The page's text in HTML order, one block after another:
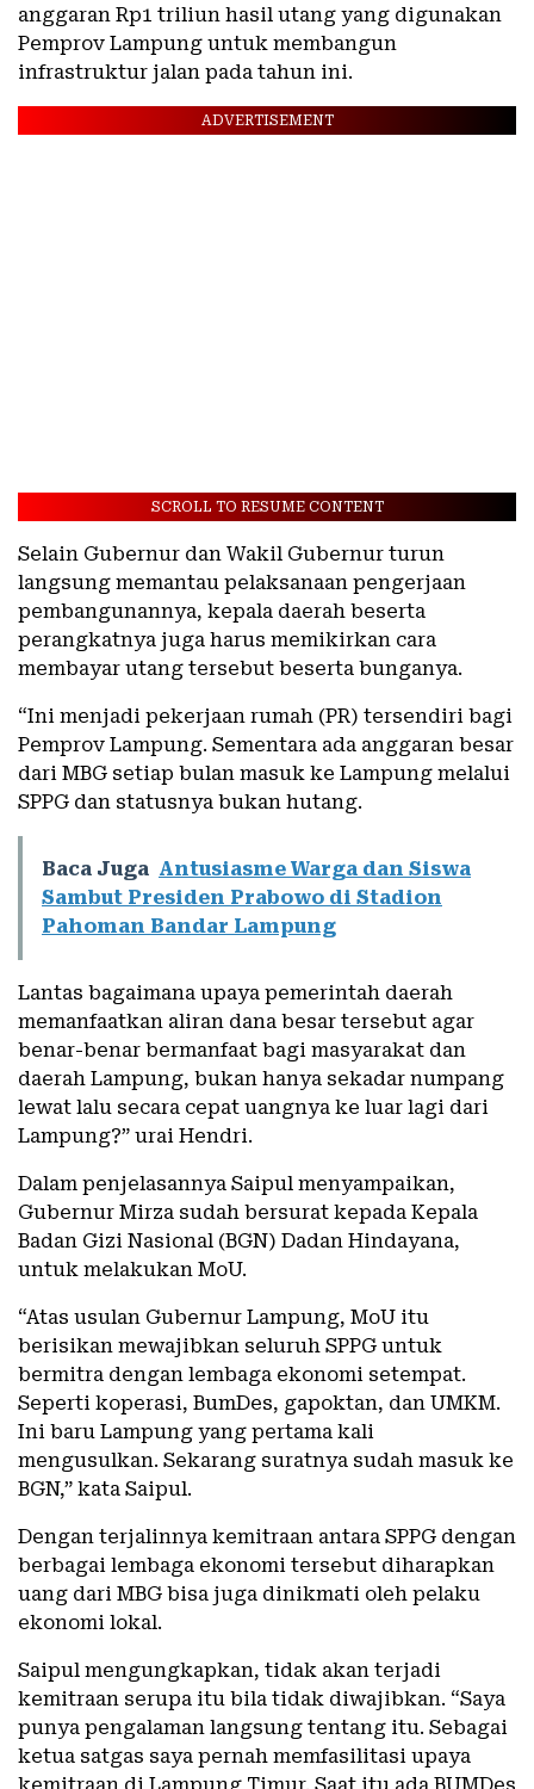
anggaran Rp1 triliun hasil utang yang digunakan
Pemprov Lampung untuk membangun
infrastruktur jalan pada tahun ini.
ADVERTISEMENT
SCROLL TO RESUME CONTENT
Selain Gubernur dan Wakil Gubernur turun
langsung memantau pelaksanaan pengerjaan
pembangunannya, kepala daerah beserta
perangkatnya juga harus memikirkan cara
membayar utang tersebut beserta bunganya.
“Ini menjadi pekerjaan rumah (PR) tersendiri bagi
Pemprov Lampung. Sementara ada anggaran besar
dari MBG setiap bulan masuk ke Lampung melalui
SPPG dan statusnya bukan hutang.
Baca Juga Antusiasme Warga dan Siswa
Sambut Presiden Prabowo di Stadion
Pahoman Bandar Lampung
Lantas bagaimana upaya pemerintah daerah
memanfaatkan aliran dana besar tersebut agar
benar-benar bermanfaat bagi masyarakat dan
daerah Lampung, bukan hanya sekadar numpang
lewat lalu secara cepat uangnya ke luar lagi dari
Lampung?” urai Hendri.
Dalam penjelasannya Saipul menyampaikan,
Gubernur Mirza sudah bersurat kepada Kepala
Badan Gizi Nasional (BGN) Dadan Hindayana,
untuk melakukan MoU.
“Atas usulan Gubernur Lampung, MoU itu
berisikan mewajibkan seluruh SPPG untuk
bermitra dengan lembaga ekonomi setempat.
Seperti koperasi, BumDes, gapoktan, dan UMKM.
Ini baru Lampung yang pertama kali
mengusulkan. Sekarang suratnya sudah masuk ke
BGN,” kata Saipul.
Dengan terjalinnya kemitraan antara SPPG dengan
berbagai lembaga ekonomi tersebut diharapkan
uang dari MBG bisa juga dinikmati oleh pelaku
ekonomi lokal.
Saipul mengungkapkan, tidak akan terjadi
kemitraan serupa itu bila tidak diwajibkan. “Saya
punya pengalaman langsung tentang itu. Sebagai
ketua satgas saya pernah memfasilitasi upaya